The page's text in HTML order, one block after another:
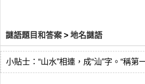
謎語題目和答案 > 地名謎語
小貼士：“山水”相連，成“汕”字。“稱第